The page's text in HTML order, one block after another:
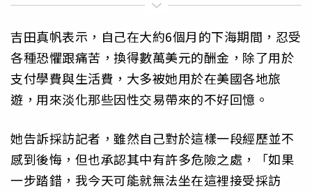
吉田真帆表示，自己在大約6個月的下海期間，忍受
各種恐懼跟痛苦，換得數萬美元的酬金，除了用於
支付學費與生活費，大多被她用於在美國各地旅
遊，用來淡化那些因性交易帶來的不好回憶。
她告訴採訪記者，雖然自己對於這樣一段經歷並不
感到後悔，但也承認其中有許多危險之處，「如果
一步踏錯，我今天可能就無法坐在這裡接受採訪